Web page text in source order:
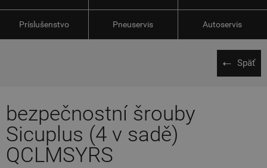
Príslušenstvo Pneuservis Autoservis
Späť
bezpečnostní šrouby
Sicuplus (4 v sadě)
QCLMSYRS